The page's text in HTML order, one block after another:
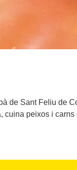
de Sant Feliu de
cuina peixos i